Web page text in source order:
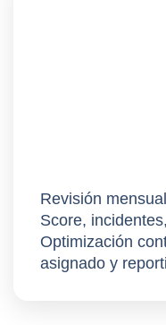
Revisión
Score,
Optimización
asignado y